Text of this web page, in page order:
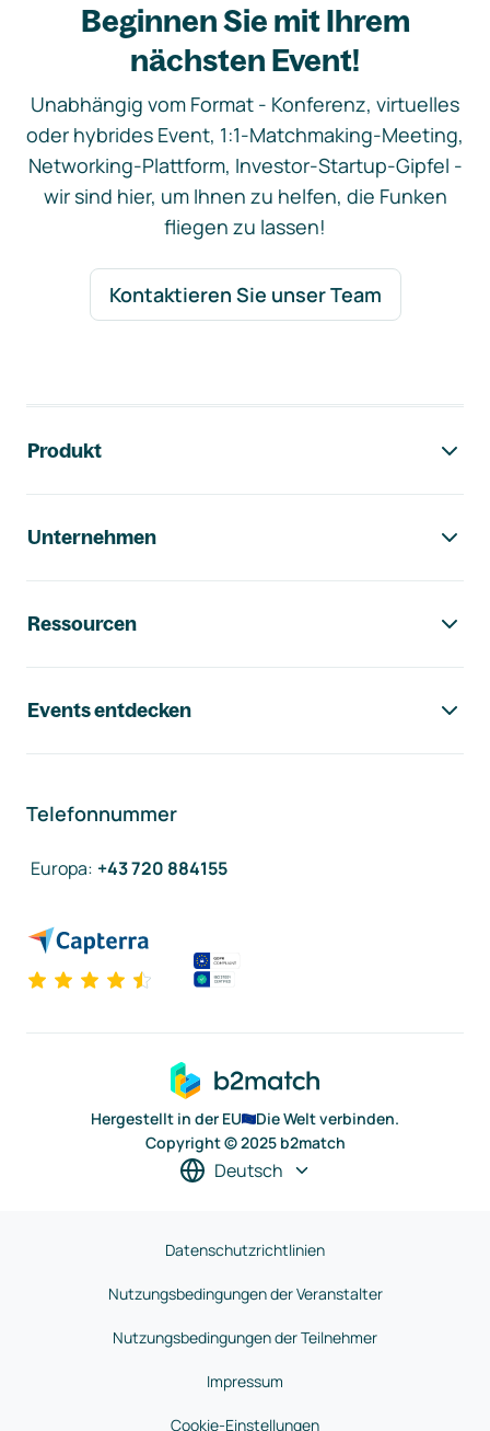
Beginnen Sie mit Ihrem
nächsten Event!
Unabhängig vom Format - Konferenz, virtuelles
oder hybrides Event, 1:1-Matchmaking-Meeting,
Networking-Plattform, Investor-Startup-Gipfel -
wir sind hier, um Ihnen zu helfen, die Funken
fliegen zu lassen!
Kontaktieren Sie unser Team
Produkt
Unternehmen
Ressourcen
Events entdecken
Telefonnummer
Europa: +43 720 884155
Hergestellt in der EU
Die Welt verbinden.
Copyright © 2025 b2match
Deutsch
Datenschutzrichtlinien
Nutzungsbedingungen der Veranstalter
Nutzungsbedingungen der Teilnehmer
Impressum
Cookie-Einstellungen